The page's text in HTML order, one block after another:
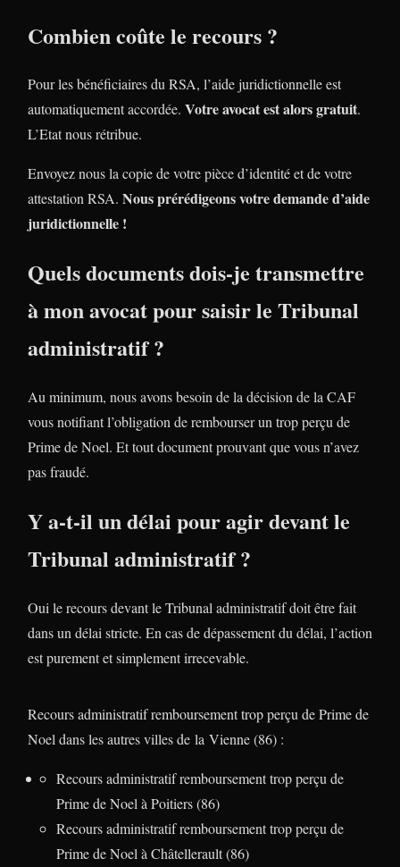
Combien coûte le recours ?
Pour les bénéficiaires du RSA, l’aide juridictionnelle est
automatiquement accordée. Votre avocat est alors gratuit.
L’Etat nous rétribue.
Envoyez nous la copie de votre pièce d’identité et de votre
attestation RSA. Nous prérédigeons votre demande d’aide
juridictionnelle !
Quels documents dois-je transmettre
à mon avocat pour saisir le Tribunal
administratif ?
Au minimum, nous avons besoin de la décision de la CAF
vous notifiant l’obligation de rembourser un trop perçu de
Prime de Noel. Et tout document prouvant que vous n’avez
pas fraudé.
Y a-t-il un délai pour agir devant le
Tribunal administratif ?
Oui le recours devant le Tribunal administratif doit être fait
dans un délai stricte. En cas de dépassement du délai, l’action
est purement et simplement irrecevable.
Recours administratif remboursement trop perçu de Prime de
Noel dans les autres villes de la Vienne (86) :
Recours administratif remboursement trop perçu de
Prime de Noel à Poitiers (86)
Recours administratif remboursement trop perçu de
Prime de Noel à Châtellerault (86)